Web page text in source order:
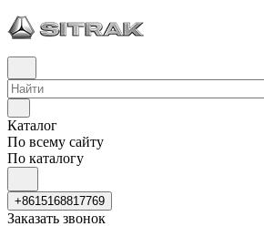
Каталог
По всему сайту
По каталогу
+8615168817769
Заказать звонок